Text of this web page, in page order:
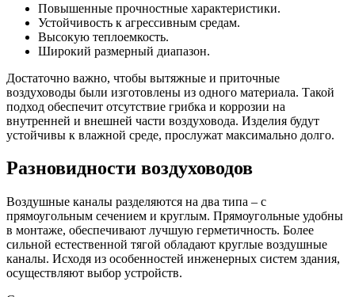
Повышенные прочностные характеристики.
Устойчивость к агрессивным средам.
Высокую теплоемкость.
Широкий размерный диапазон.
Достаточно важно, чтобы вытяжные и приточные
воздуховоды были изготовлены из одного материала. Такой
подход обеспечит отсутствие грибка и коррозии на
внутренней и внешней части воздуховода. Изделия будут
устойчивы к влажной среде, прослужат максимально долго.
Разновидности воздуховодов
Воздушные каналы разделяются на два типа – с
прямоугольным сечением и круглым. Прямоугольные удобны
в монтаже, обеспечивают лучшую герметичность. Более
сильной естественной тягой обладают круглые воздушные
каналы. Исходя из особенностей инженерных систем здания,
осуществляют выбор устройств.